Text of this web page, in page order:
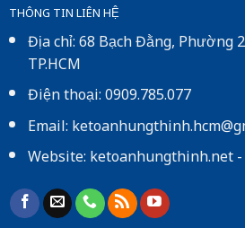
THÔNG TIN LIÊN HỆ
Địa chỉ: 68 Bạch Đằng, Phường
TP.HCM
Điện thoại: 0909.785.077
Email:
Website:ketoanhungthinh.net-